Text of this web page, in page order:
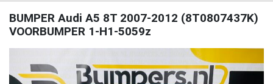
BUMPER Audi A5 8T 2007-2012 (8T0807437K)
VOORBUMPER 1-H1-5059z